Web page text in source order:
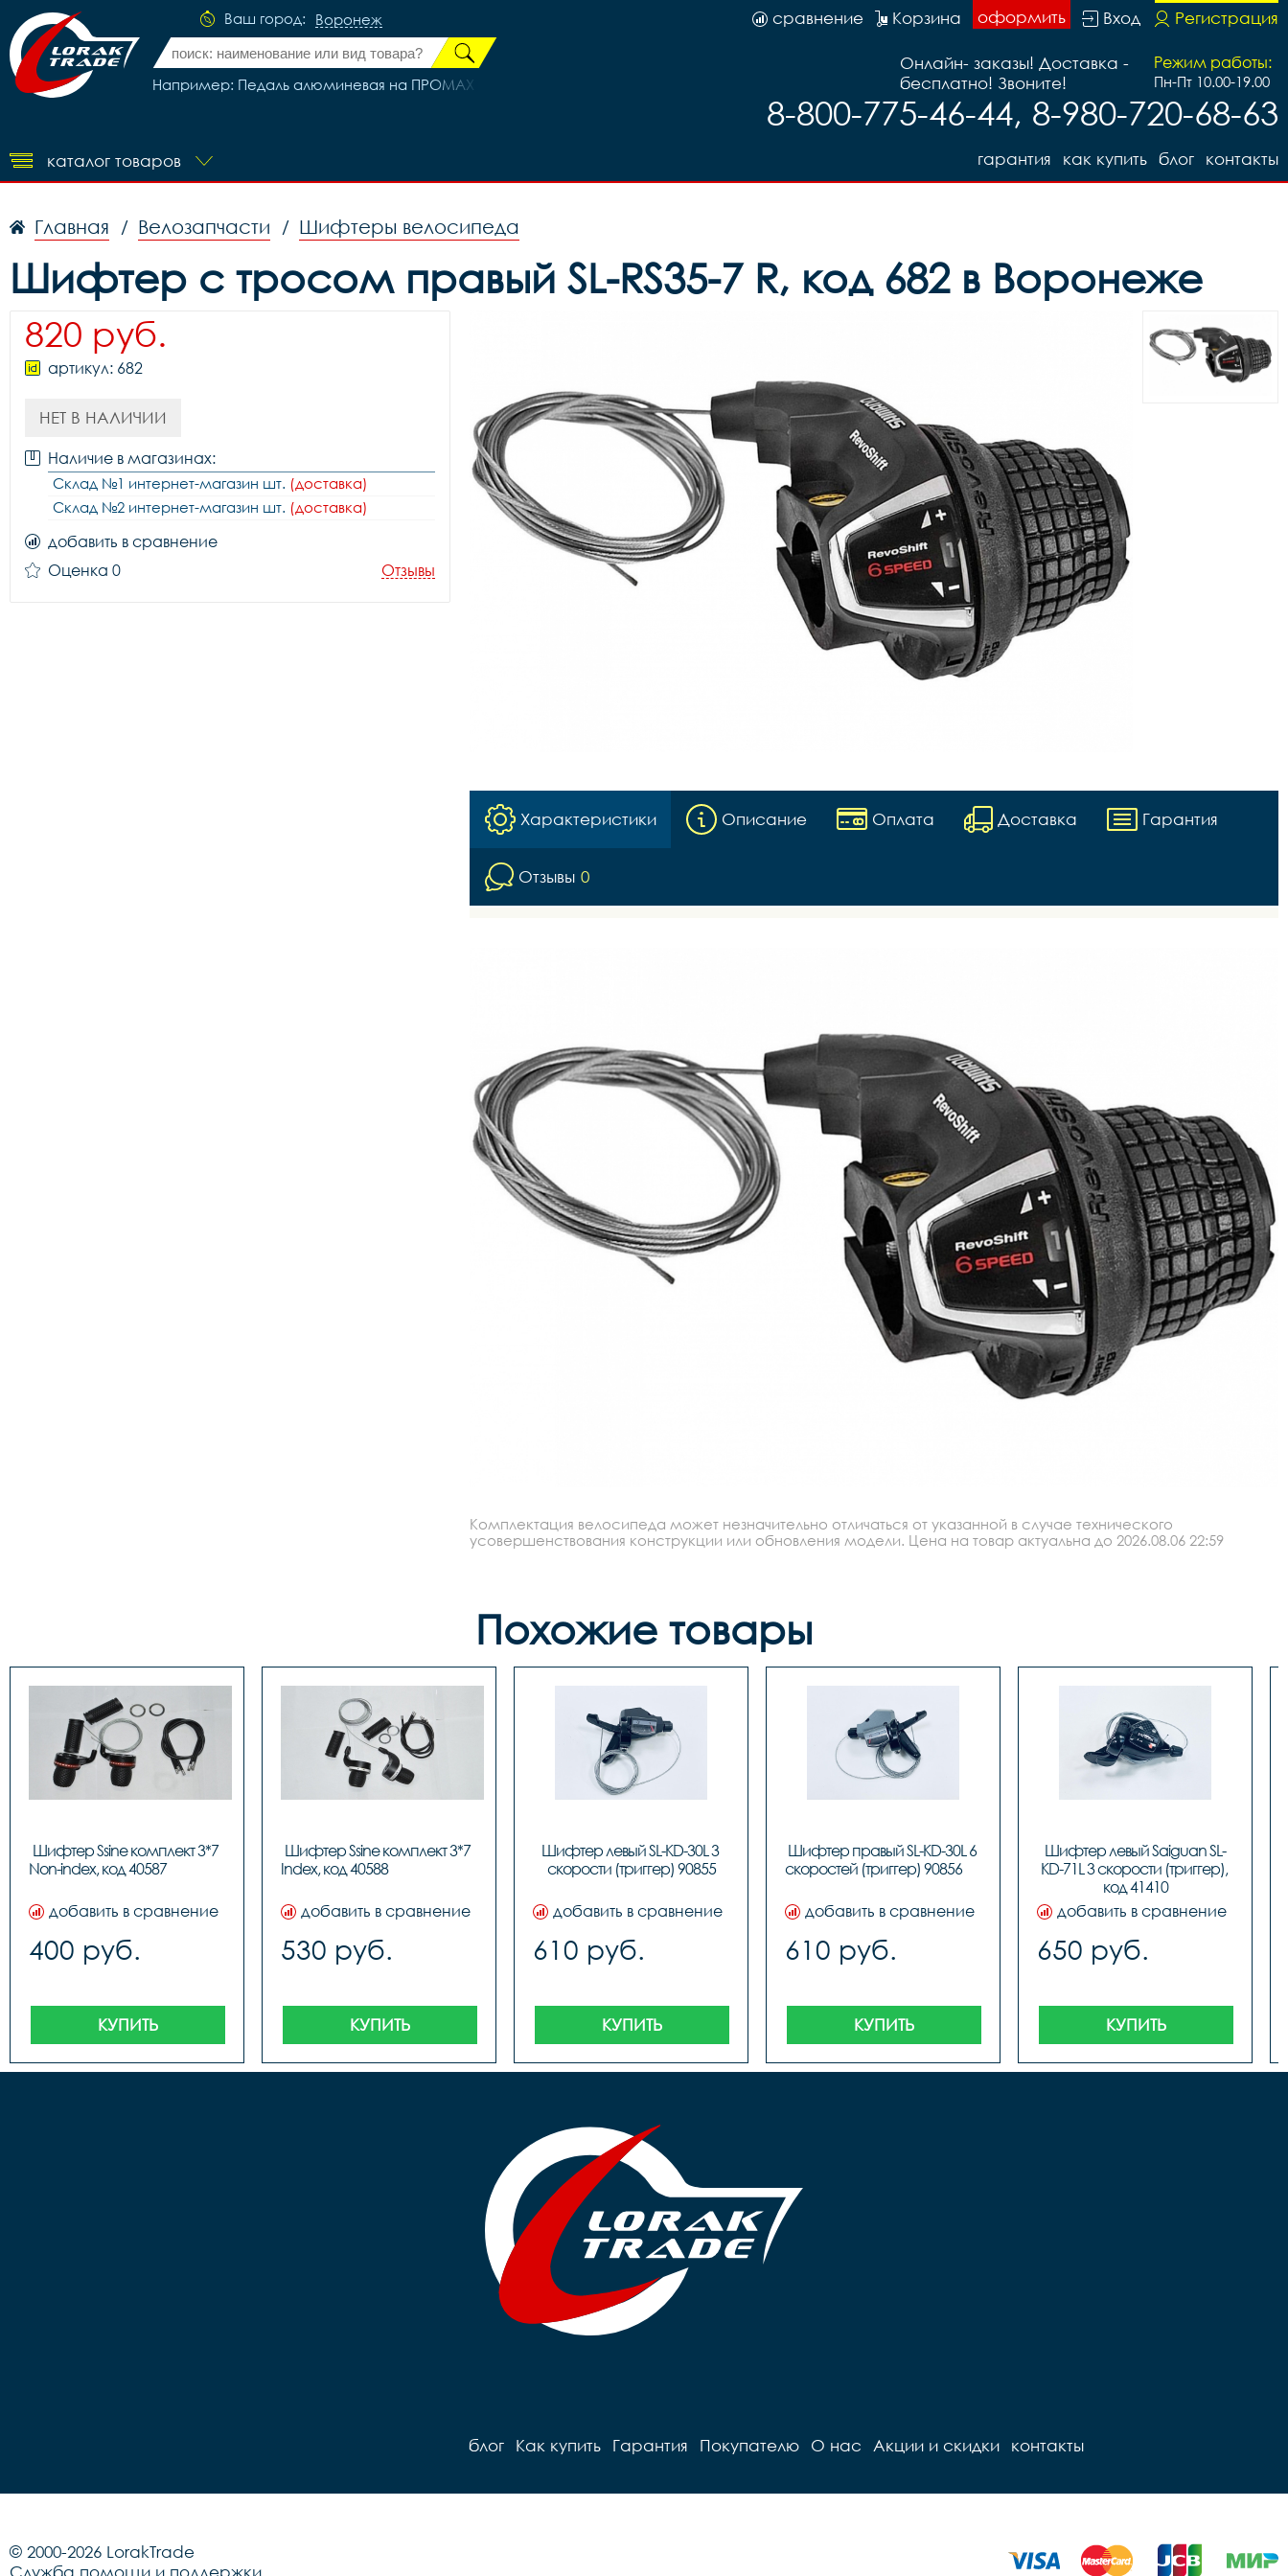
Ваш город: Воронеж
Например: Педаль алюминевая на ПРОМАХ 3032603-77 белая
Регистрация
Вход
оформить
Корзина
сравнение
Режим работы:
Пн-Пт 10.00-19.00
Онлайн- заказы! Доставка -
бесплатно! Звоните!
8-800-775-46-44, 8-980-720-68-63
каталог товаров контакты
блог
как купить
гарантия
Главная / Велозапчасти / Шифтеры велосипеда
Шифтер с тросом правый SL-RS35-7 R, код 682 в Воронеже
820 руб.
артикул: 682
НЕТ В НАЛИЧИИ
Наличие в магазинах:
Склад №1 интернет-магазин шт. (доставка)
Склад №2 интернет-магазин шт. (доставка)
добавить в сравнение
Оценка 0
Отзывы
Характеристики Описание Оплата Доставка Гарантия
Отзывы 0
Комплектация велосипеда может незначительно отличаться от указанной в случае технического
усовершенствования конструкции или обновления модели. Цена на товар актуальна до 2026.08.06 22:59
Похожие товары
Шифтер Ssine комплект 3*7
Non-index, код 40587
добавить в сравнение
400 руб.
КУПИТЬ
Шифтер Ssine комплект 3*7
Index, код 40588
добавить в сравнение
530 руб.
КУПИТЬ
Шифтер левый SL-KD-30L 3
скорости (триггер) 90855
добавить в сравнение
610 руб.
КУПИТЬ
Шифтер правый SL-KD-30L 6
добавить в сравнение
610 руб.
КУПИТЬ
Шифтер левый Saiguan SL-
KD-71L 3 скорости (триггер),
код 41410
добавить в сравнение
650 руб.
КУПИТЬ
блог Как купить Гарантия Покупателю О нас Акции и скидки контакты
© 2000-2026 LorakTrade
Служба помощи и поддержки